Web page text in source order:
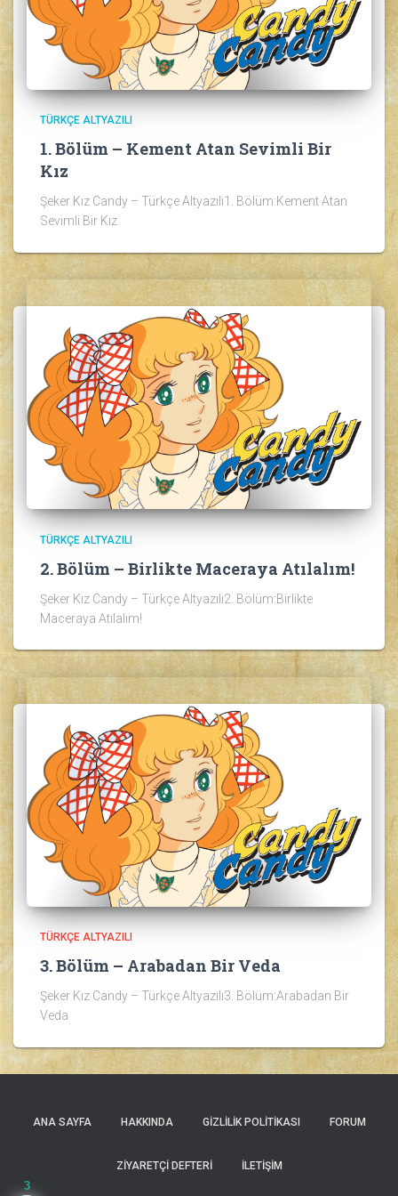
TÜRKÇE ALTYAZILI
1. Bölüm – Kement Atan Sevimli Bir
Kız
Şeker Kız Candy – Türkçe Altyazılı1. Bölüm:Kement Atan
Sevimli Bir Kız
TÜRKÇE ALTYAZILI
2. Bölüm – Birlikte Maceraya Atılalım!
Şeker Kız Candy – Türkçe Altyazılı2. Bölüm:Birlikte
Maceraya Atılalım!
TÜRKÇE ALTYAZILI
3. Bölüm – Arabadan Bir Veda
Şeker Kız Candy – Türkçe Altyazılı3. Bölüm:Arabadan Bir
Veda
ANA SAYFA HAKKINDA GIZLILIK POLITIKASI FORUM
ZIYARETÇI DEFTERI İLETIŞIM
3